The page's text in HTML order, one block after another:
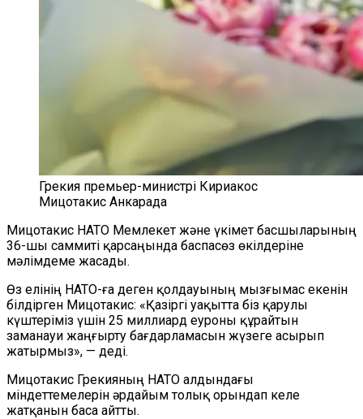
Грекия премьер-министрі Кириакос
Мицотакис Анкарада
Мицотакис НАТО Мемлекет және үкімет басшыларының
36-шы саммиті қарсаңында баспасөз өкілдеріне
мәлімдеме жасады.
Өз елінің НАТО-ға деген қолдауының мызғымас екенін
білдірген Мицотакис: «Қазіргі уақытта біз қарулы
күштеріміз үшін 25 миллиард еуроны құрайтын
заманауи жаңғырту бағдарламасын жүзеге асырып
жатырмыз», — деді.
Мицотакис Грекияның НАТО алдындағы
міндеттемелерін әрдайым толық орындап келе
жатқанын баса айтты.